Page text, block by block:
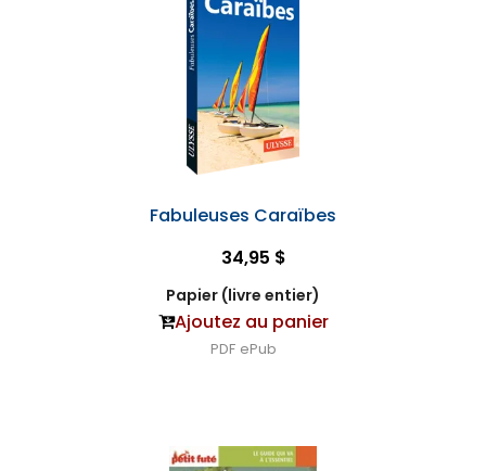
Fabuleuses Caraïbes
34,95 $
Papier (livre entier)
Ajoutez au panier
PDF ePub